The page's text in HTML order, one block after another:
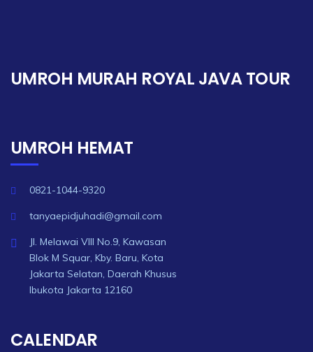
UMROH MURAH ROYAL JAVA TOUR
UMROH HEMAT
0821-1044-9320
tanyaepidjuhadi@gmail.com
Jl. Melawai VIII No.9, Kawasan
Blok M Squar, Kby. Baru, Kota
Jakarta Selatan, Daerah Khusus
Ibukota Jakarta 12160
CALENDAR